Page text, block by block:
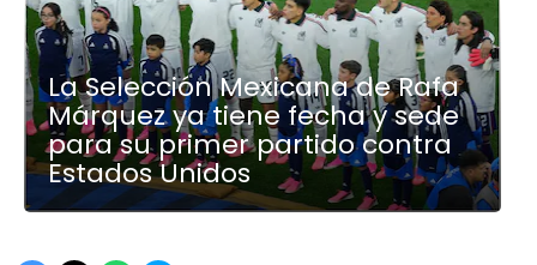
La Selección Mexicana de Rafa
Márquez ya tiene fecha y sede
para su primer partido contra
Estados Unidos